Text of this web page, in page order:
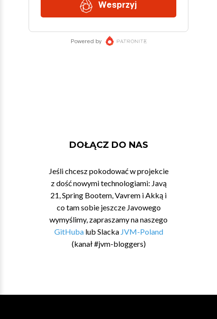
DOŁĄCZ DO NAS
Jeśli chcesz pokodować w projekcie
z dość nowymi technologiami: Javą
21, Spring Bootem, Vavrem i Akką i
co tam sobie jeszcze Javowego
wymyślimy, zapraszamy na naszego
GitHubalub Slacka JVM-Poland
(kanał #jvm-bloggers)